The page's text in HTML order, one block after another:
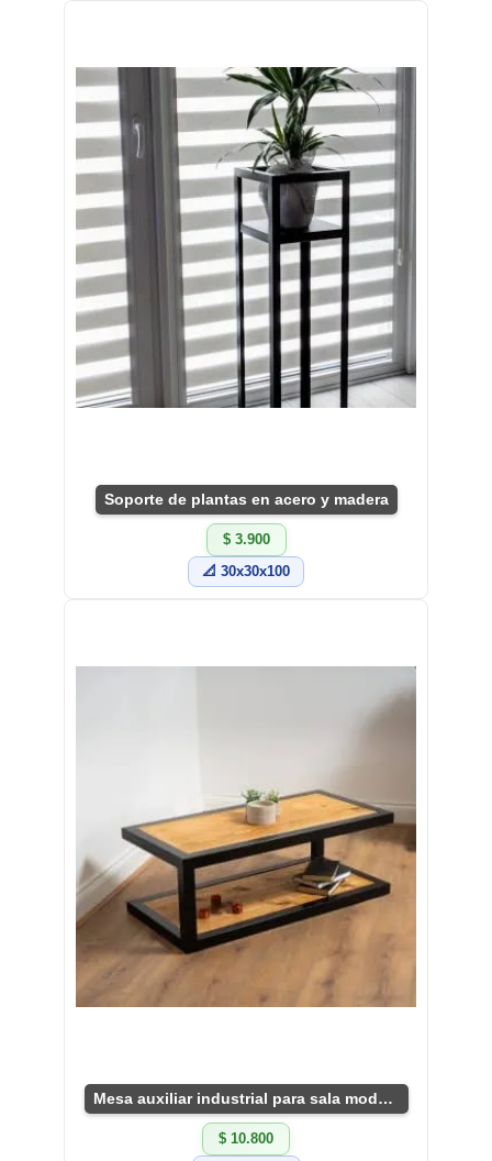
Soporte de plantas en acero y madera
$ 3.900
📐 30x30x100
Mesa auxiliar industrial para sala moderna
$ 10.800